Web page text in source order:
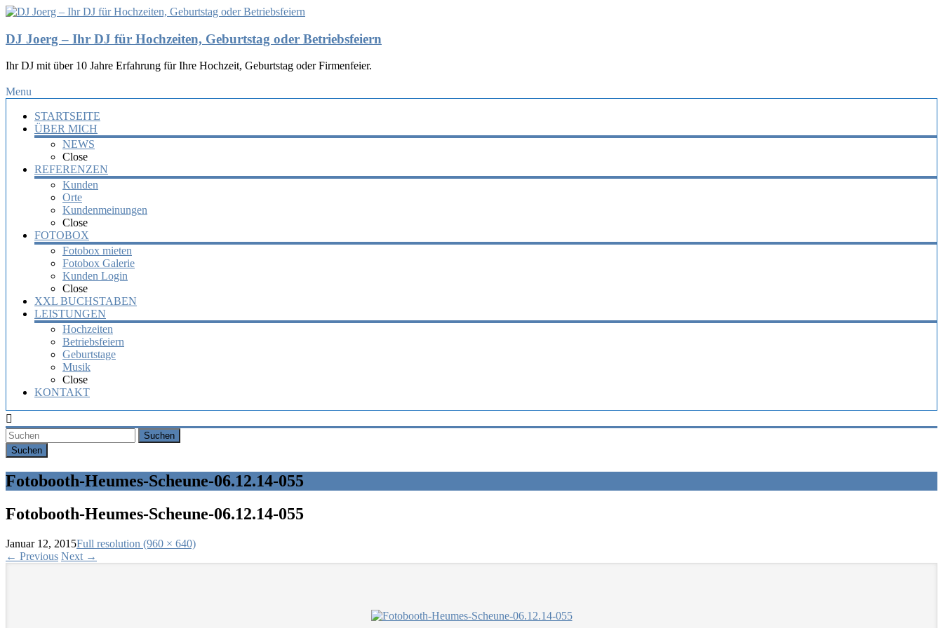
DJ Joerg – Ihr DJ für Hochzeiten, Geburtstag oder Betriebsfeiern
Ihr DJ mit über 10 Jahre Erfahrung für Ihre Hochzeit, Geburtstag oder Firmenfeier.
Menu
STARTSEITE
ÜBER MICH
NEWS
Close
REFERENZEN
Kunden
Orte
Kundenmeinungen
Close
FOTOBOX
Fotobox mieten
Fotobox Galerie
Kunden Login
Close
XXL BUCHSTABEN
LEISTUNGEN
Hochzeiten
Betriebsfeiern
Geburtstage
Musik
Close
KONTAKT
Suchen
Fotobooth-Heumes-Scheune-06.12.14-055
Fotobooth-Heumes-Scheune-06.12.14-055
Januar 12, 2015Full resolution (960 × 640)
← Previous Next →